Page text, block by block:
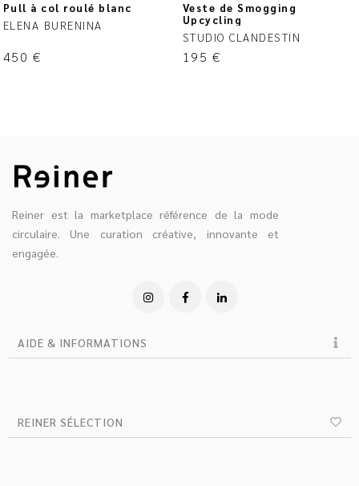
Pull à col roulé blanc
ELENA BURENINA
450 €
Veste de Smogging
Upcycling
STUDIO CLANDESTIN
195 €
Reiner est la marketplace référence de la mode
circulaire. Une curation créative, innovante et
engagée.
AIDE & INFORMATIONS
REINER SÉLECTION